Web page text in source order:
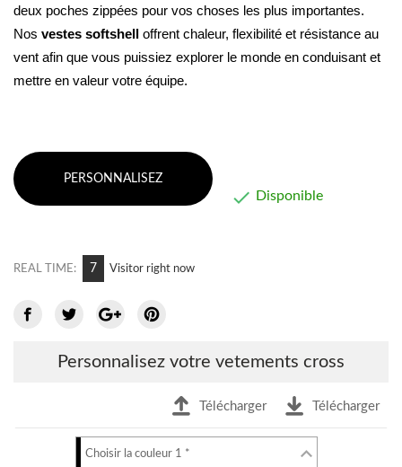
deux poches zippées pour vos choses les plus importantes.
Nos vestes softshell offrent chaleur, flexibilité et résistance au
vent afin que vous puissiez explorer le monde en conduisant et
mettre en valeur votre équipe.
PERSONNALISEZ
 Disponible
REAL TIME: 12 Visitor right now
Personnalisez votre vetements cross
Télécharger Télécharger
Choisir la couleur 1 *